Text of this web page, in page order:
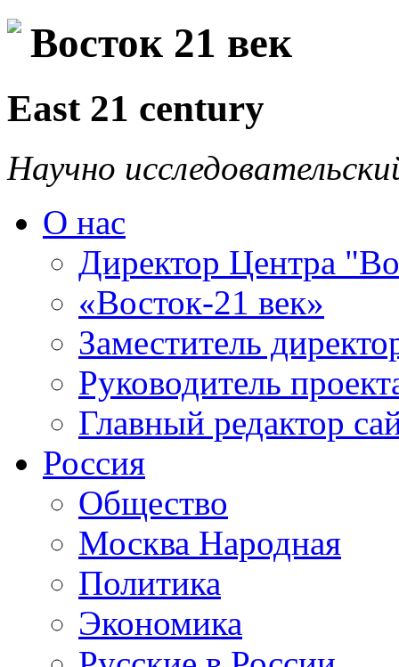
Восток 21 век
East 21 century
Научно
О нас
Директор Центра
«Восток-21 век»
Заместитель
Руководитель
Главный редактор
Россия
Общество
Москва Народная
Политика
Экономика